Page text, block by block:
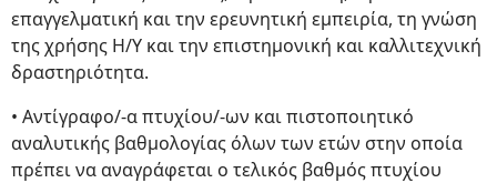
επαγγελματική και την ερευνητική εμπειρία, τη γνώση
της χρήσης Η/Υ και την επιστημονική και καλλιτεχνική
δραστηριότητα.
• Αντίγραφο/-α πτυχίου/-ων και πιστοποιητικό
αναλυτικής βαθμολογίας όλων των ετών στην οποία
πρέπει να αναγράφεται ο τελικός βαθμός πτυχίου